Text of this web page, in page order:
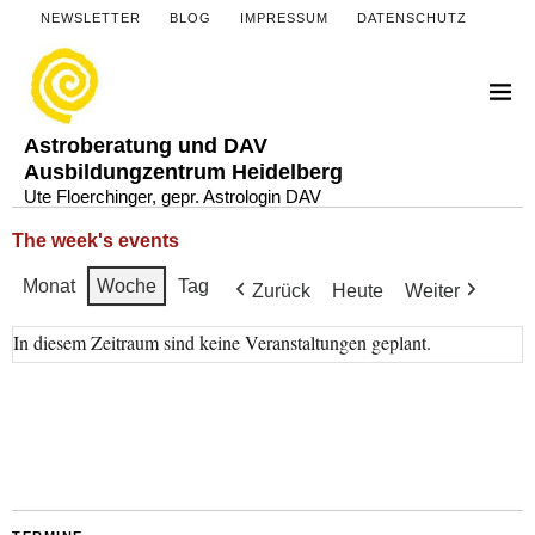
NEWSLETTER BLOG IMPRESSUM DATENSCHUTZ
Astroberatung und DAV
Ausbildungzentrum Heidelberg
Ute Floerchinger, gepr. Astrologin DAV
The week's events
Monat Woche Tag Zurück Heute Weiter
In diesem Zeitraum sind keine Veranstaltungen geplant.